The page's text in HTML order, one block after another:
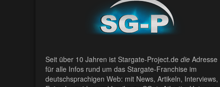
Seit über 10 Jahren ist Stargate-Project.de die Adresse
für alle Infos rund um das Stargate-Franchise im
deutschsprachigen Web: mit News, Artikeln, Interviews,